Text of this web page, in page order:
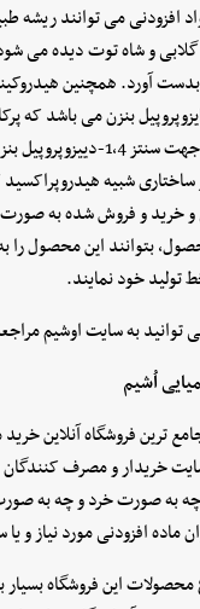
افزودنی می توانند ریشه
و شاه توت دیده می
بدست آورد. همچنین
بنزن می باشد
آلکیلاسیون بنزن با
ساختاری شبیه
و خرید و فروش شده به
بتوانند این محصول را
تولید خود نمایند.
توانید به سایت اوشیم
اُشیم
ترین فروشگاه آنلاین
خریدار و مصرف
چه به صورت خرد و چه به
افزودنی مورد نیاز و
این فروشگاه بسیار